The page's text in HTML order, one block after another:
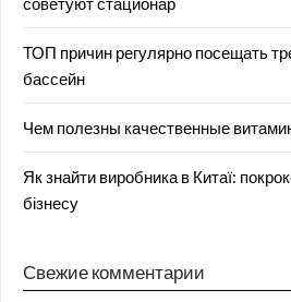
ТОП причин регулярно посещать
бассейн
Чем полезны качественные
Як знайти виробника в Китаї:
бізнесу
Свежие комментарии